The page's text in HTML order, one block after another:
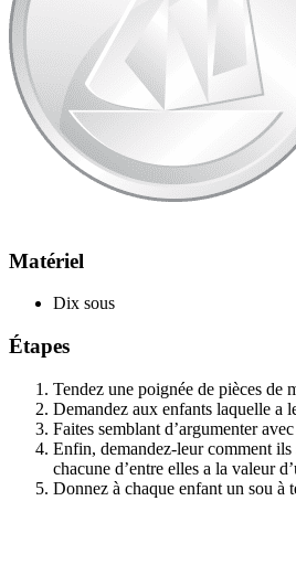
Matériel
Dix sous
Étapes
Tendez une poignée de pièces de
Demandez aux enfants laquelle a
Faites semblant d’argumenter
Enfin, demandez-leur comment ils
chacune d’entre elles a la valeur
Donnez à chaque enfant un sou à